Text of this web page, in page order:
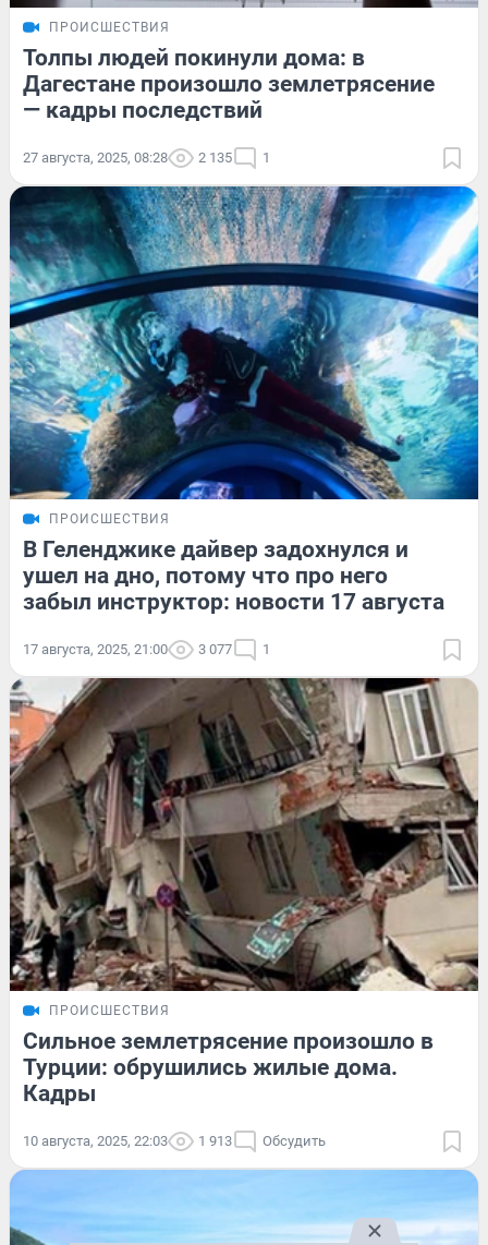
ПРОИСШЕСТВИЯ
Толпы людей покинули дома: в
Дагестане произошло землетрясение
— кадры последствий
27 августа, 2025, 08:28 2 135 1
ПРОИСШЕСТВИЯ
В Геленджике дайвер задохнулся и
ушел на дно, потому что про него
забыл инструктор: новости 17 августа
17 августа, 2025, 21:00 3 077 1
ПРОИСШЕСТВИЯ
Сильное землетрясение произошло в
Турции: обрушились жилые дома.
Кадры
10 августа, 2025, 22:03 1 913 Обсудить